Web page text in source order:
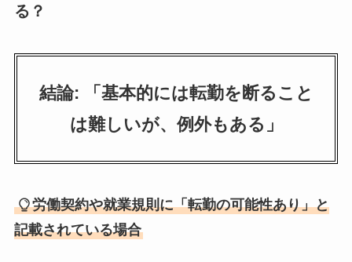
る？
結論: 「基本的には転勤を断ること
は難しいが、例外もある」
労働契約や就業規則に「転勤の可能性あり」と
記載されている場合